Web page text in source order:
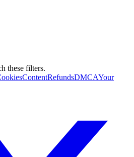
these filters.
ContentRefundsDMCAYour